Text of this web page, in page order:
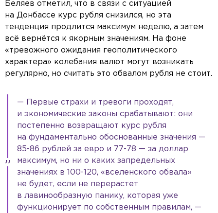
Беляев отметил, что в связи с ситуацией
на Донбассе курс рубля снизился, но эта
тенденция продлится максимум неделю, а затем
всё вернётся к якорным значениям. На фоне
«тревожного ожидания геополитического
характера» колебания валют могут возникать
регулярно, но считать это обвалом рубля не стоит.
— Первые страхи и тревоги проходят,
и экономические законы срабатывают: они
постепенно возвращают курс рубля
на фундаментально обоснованные значения —
85-86 рублей за евро и 77-78 — за доллар
максимум, но ни о каких запредельных
значениях в 100-120, «вселенского обвала»
не будет, если не перерастет
в лавинообразную панику, которая уже
функционирует по собственным правилам, —